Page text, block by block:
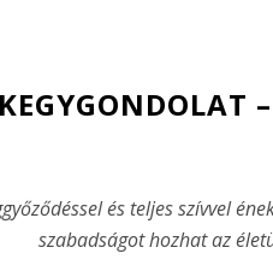
és teljes szívvel
szabadságot hozhat az